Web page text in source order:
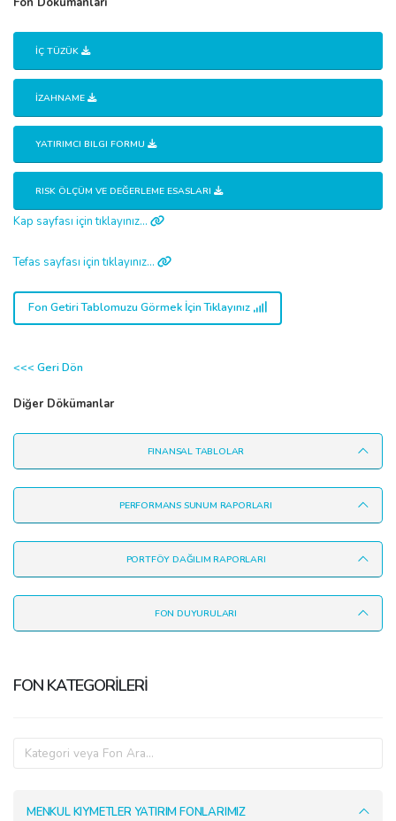
FON KATEGORİLERİ
MENKUL KIYMETLER YATIRIM FONLARIMIZ
İÇ TÜZÜK
İZAHNAME
YATIRIMCI BILGI FORMU
RISK ÖLÇÜM VE DEĞERLEME ESASLARI
Kap sayfası için tıklayınız...
Tefas sayfası için tıklayınız...
Fon Getiri Tablomuzu Görmek İçin Tıklayınız
<<< Geri Dön
Diğer Dökümanlar
FINANSAL TABLOLAR
PERFORMANS SUNUM RAPORLARI
PORTFÖY DAĞILIM RAPORLARI
FON DUYURULARI